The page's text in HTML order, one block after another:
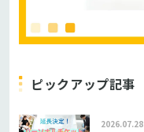
ピックアップ記事
2026.07.28